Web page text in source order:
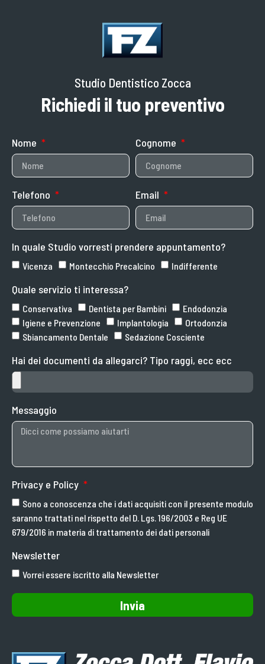
Studio Dentistico Zocca
Richiedi il tuo preventivo
Nome Cognome
Telefono Email
In quale Studio vorresti prendere appuntamento?
Vicenza Montecchio Precalcino Indifferente
Quale servizio ti interessa?
Conservativa Dentista per Bambini
Endodonzia
Igiene e Prevenzione
Implantologia
Ortodonzia
Sbiancamento Dentale
Sedazione Cosciente
Hai dei documenti da allegarci? Tipo raggi, ecc ecc
Messaggio
Privacy e Policy
Sono a conoscenza che i dati acquisiti con il presente modulo
saranno trattati nel rispetto del D. Lgs. 196/2003 e Reg UE
679/2016 in materia di trattamento dei dati personali
Newsletter
Vorrei essere iscritto alla Newsletter
Invia